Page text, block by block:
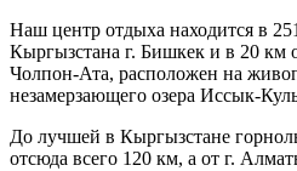
​Наш центр отдыха находится в
Кыргызстана г. Бишкек и в 20 км
Чолпон-Ата, расположен на
незамерзающего озера Иссык-
​До лучшей в Кыргызстане
отсюда всего 120 км, а от г.